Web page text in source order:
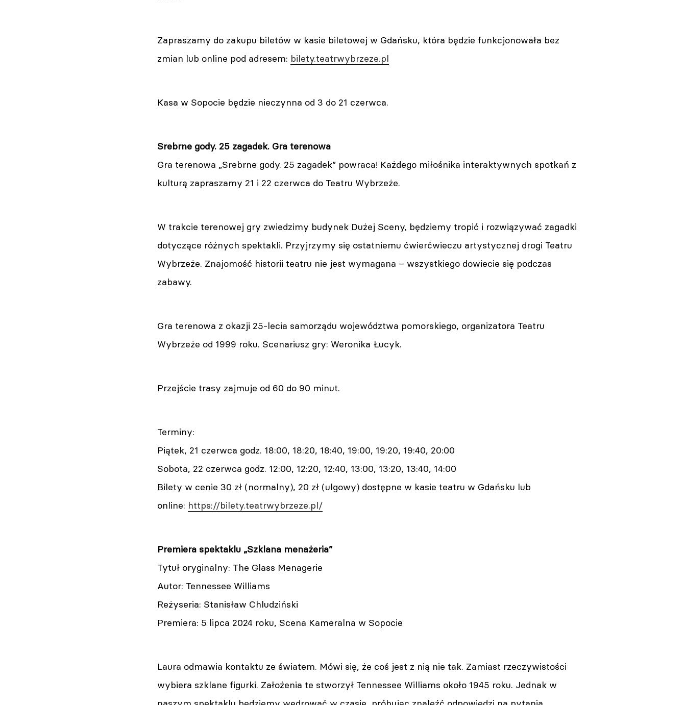
Bielsko-Biała. Muzyka, taniec i
Wrocław. Młodzi twórcy z
Białowieży
Sopot. Spotkanie z gwiazdami
i reżyserem „Kamerdynera”
05.08.2026 10:42
Zapraszamy do zakupu biletów w kasie biletowej w Gdańsku, która będzie funkcjonowała bez
zmian lub online pod adresem: bilety.teatrwybrzeze.pl
Kasa w Sopocie będzie nieczynna od 3 do 21 czerwca.
Srebrne gody. 25 zagadek. Gra terenowa
Gra terenowa „Srebrne gody. 25 zagadek” powraca! Każdego miłośnika interaktywnych spotkań z
kulturą zapraszamy 21 i 22 czerwca do Teatru Wybrzeże.
W trakcie terenowej gry zwiedzimy budynek Dużej Sceny, będziemy tropić i rozwiązywać zagadki
dotyczące różnych spektakli. Przyjrzymy się ostatniemu ćwierćwieczu artystycznej drogi Teatru
Wybrzeże. Znajomość historii teatru nie jest wymagana – wszystkiego dowiecie się podczas
zabawy.
Gra terenowa z okazji 25-lecia samorządu województwa pomorskiego, organizatora Teatru
Wybrzeże od 1999 roku. Scenariusz gry: Weronika Łucyk.
Przejście trasy zajmuje od 60 do 90 minut.
Terminy:
Piątek, 21 czerwca godz. 18:00, 18:20, 18:40, 19:00, 19:20, 19:40, 20:00
Sobota, 22 czerwca godz. 12:00, 12:20, 12:40, 13:00, 13:20, 13:40, 14:00
Bilety w cenie 30 zł (normalny), 20 zł (ulgowy) dostępne w kasie teatru w Gdańsku lub
online: https://bilety.teatrwybrzeze.pl/
Premiera spektaklu „Szklana menażeria”
Tytuł oryginalny: The Glass Menagerie
Autor: Tennessee Williams
Reżyseria: Stanisław Chludziński
Premiera: 5 lipca 2024 roku, Scena Kameralna w Sopocie
Laura odmawia kontaktu ze światem. Mówi się, że coś jest z nią nie tak. Zamiast rzeczywistości
wybiera szklane figurki. Założenia te stworzył Tennessee Williams około 1945 roku. Jednak w